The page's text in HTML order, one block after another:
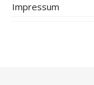
Impressum